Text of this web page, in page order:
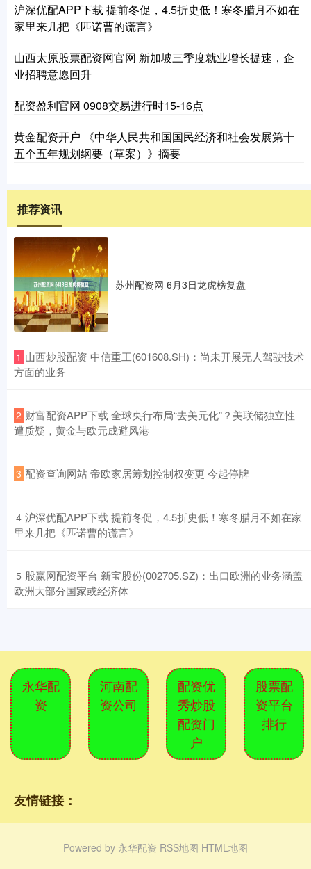
沪深优配APP下载 提前冬促，4.5折史低！寒冬腊月不如在
家里来几把《匹诺曹的谎言》
山西太原股票配资网官网 新加坡三季度就业增长提速，企
业招聘意愿回升
配资盈利官网 0908交易进行时15-16点
黄金配资开户 《中华人民共和国国民经济和社会发展第十
五个五年规划纲要（草案）》摘要
推荐资讯
苏州配资网 6月3日龙虎榜复盘
1 ​山西炒股配资 中信重工(601608.SH)：尚未开展无人驾驶技术
方面的业务
2 ​财富配资APP下载 全球央行布局“去美元化”？美联储独立性
遭质疑，黄金与欧元成避风港
3 ​配资查询网站 帝欧家居筹划控制权变更 今起停牌
4 ​沪深优配APP下载 提前冬促，4.5折史低！寒冬腊月不如在家
里来几把《匹诺曹的谎言》
5 ​股赢网配资平台 新宝股份(002705.SZ)：出口欧洲的业务涵盖
欧洲大部分国家或经济体
永华配
资
河南配
资公司
配资优
秀炒股
配资门
户
股票配
资平台
排行
友情链接：
Powered by 永华配资 RSS地图 HTML地图